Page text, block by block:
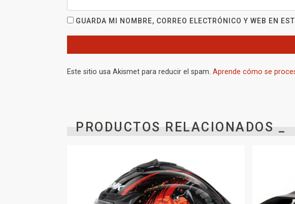
GUARDA MI NOMBRE, CORREO ELECTRÓNICO Y WEB EN
Este sitio usa Akismet para reducir el spam. Aprende cómo se
PRODUCTOS RELACIONADOS _